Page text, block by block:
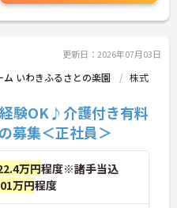
更新日：2026年07月03日
いわきふるさとの楽園
株式
経験OK♪介護付き有料
募集＜正社員＞
万円程度※諸手当込
万円程度